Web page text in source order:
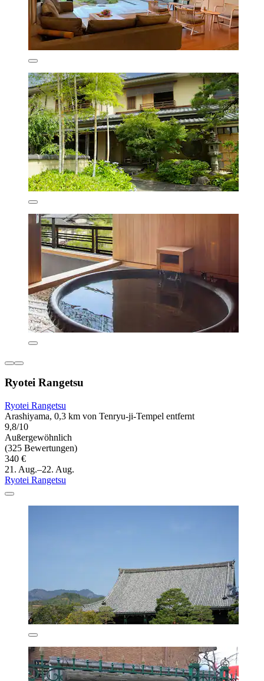
Ryotei Rangetsu
Ryotei Rangetsu
Arashiyama, 0,3 km von Tenryu-ji-Tempel entfernt
9,8/10
Außergewöhnlich
(325 Bewertungen)
340 €
21. Aug.–22. Aug.
Ryotei Rangetsu